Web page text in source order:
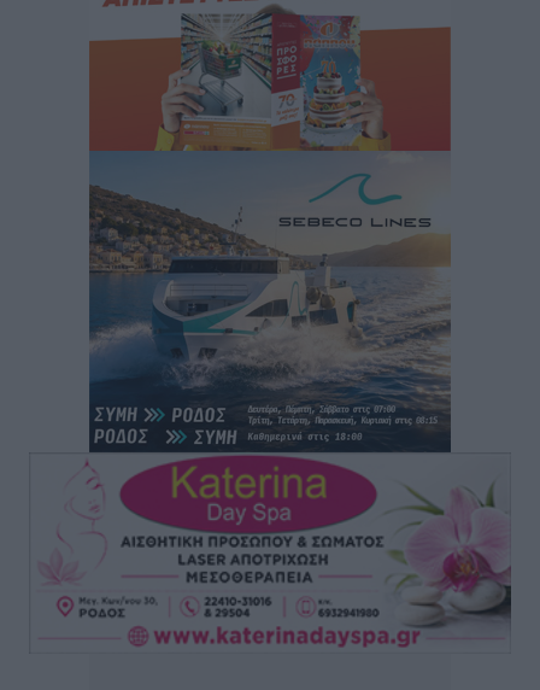
Εθνική Ανδρών: Ραντεβού στο Telekom Center Athens
Αθλητικά• πριν 3 ώρες
ΕΠΟ: Απέσυρε τη στήριξή της στην υποψηφιότητα
του Ινφαντίνο
Φοίβος Κω: Το «ευχαριστώ» για το 9ο Kos 3X3
Basketball Festival
πριν 3 ώρες
6ο Kalymnos 3X3: Ολοκληρώθηκε με μεγάλη επιτυχία,
νικητές οι VAR!
Αθλητικά• πριν 3 ώρες
Νέα αεροσκάφη, drones, δασοκομάντος: Τι έχει
αλλάξει στην Πολιτική Προστασί
Ειδήσεις πριν 4 ώρες
Άδωνις Γεωργιάδης στον RV: “Στο υπουργείο
εξετάζουμε την θεσμοθέτηση τρίτης κατηγορίας